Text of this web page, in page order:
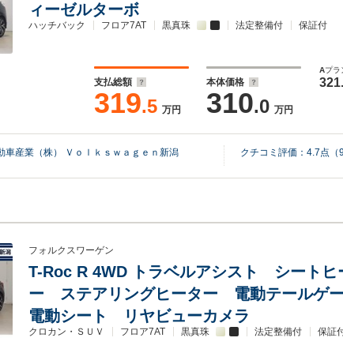
ィーゼルターボ
ハッチバック フロア7AT 黒真珠 法定整備付 保証付
支払総額
319.5 万円
本体価格
310.0 万円
Aプラ
車産業（株） Ｖｏｌｋｓｗａｇｅｎ新潟 クチコミ評価： 4.7点（
フォルクスワーゲン
T-Roc R 4WD トラベルアシスト シートヒ
ー ステアリングヒーター 電動テールゲ
電動シート リヤビューカメラ
クロカン・ＳＵＶ フロア7AT 黒真珠 法定整備付 保証